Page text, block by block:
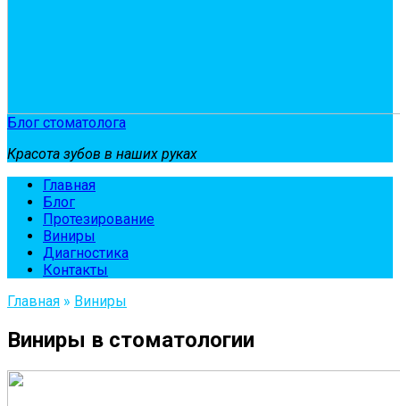
Блог стоматолога
Красота зубов в наших руках
Главная
Блог
Протезирование
Виниры
Диагностика
Контакты
Главная » Виниры
Виниры в стоматологии